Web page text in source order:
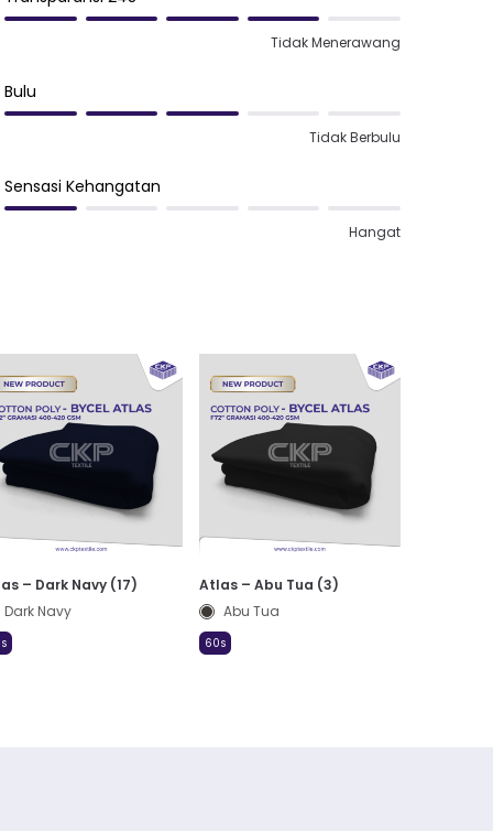
Tidak Menerawang
Bulu
Tidak Berbulu
Sensasi Kehangatan
Hangat
– Dark Navy (17)
Dark Navy
Atlas – Abu Tua (3)
Abu Tua
60s